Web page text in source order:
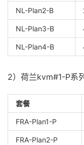
NL-Plan2-B
NL-Plan3-B
NL-Plan4-B
2）荷兰kvm#1-P系列
套餐
FRA-Plan1-P
FRA-Plan2-P